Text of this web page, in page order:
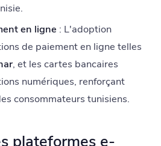
en ligne : L'adoption
de paiement en ligne telles
, et les cartes bancaires
numériques, renforçant
consommateurs tunisiens.
plateformes e-